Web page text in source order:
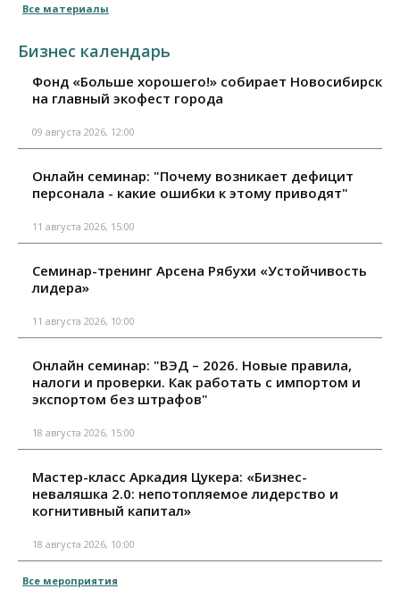
Все материалы
Бизнес календарь
Фонд «Больше хорошего!» собирает Новосибирск
на главный экофест города
09 августа 2026, 12:00
Онлайн семинар: "Почему возникает дефицит
персонала - какие ошибки к этому приводят"
11 августа 2026, 15:00
Семинар-тренинг Арсена Рябухи «Устойчивость
лидера»
11 августа 2026, 10:00
Онлайн семинар: "ВЭД – 2026. Новые правила,
налоги и проверки. Как работать с импортом и
экспортом без штрафов"
18 августа 2026, 15:00
Мастер-класс Аркадия Цукера: «Бизнес-
неваляшка 2.0: непотопляемое лидерство и
когнитивный капитал»
18 августа 2026, 10:00
Все мероприятия